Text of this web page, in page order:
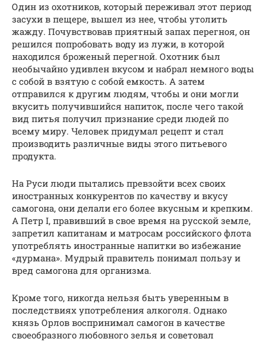
Один из охотников, который переживал этот период
засухи в пещере, вышел из нее, чтобы утолить
жажду. Почувствовав приятный запах перегноя, он
решился попробовать воду из лужи, в которой
находился броженый перегной. Охотник был
необычайно удивлен вкусом и набрал немного воды
с собой в взятую с собой емкость. А затем
отправился к другим людям, чтобы и они могли
вкусить получившийся напиток, после чего такой
вид питья получил признание среди людей по
всему миру. Человек придумал рецепт и стал
производить различные виды этого питьевого
продукта.
На Руси люди пытались превзойти всех своих
иностранных конкурентов по качеству и вкусу
самогона, они делали его более вкусным и крепким.
А Петр I, правивший в свое время на русской земле,
запретил капитанам и матросам российского флота
употреблять иностранные напитки во избежание
«дурмана». Мудрый правитель понимал пользу и
вред самогона для организма.
Кроме того, никогда нельзя быть уверенным в
последствиях употребления алкоголя. Однако
князь Орлов воспринимал самогон в качестве
своеобразного любовного зелья и советовал